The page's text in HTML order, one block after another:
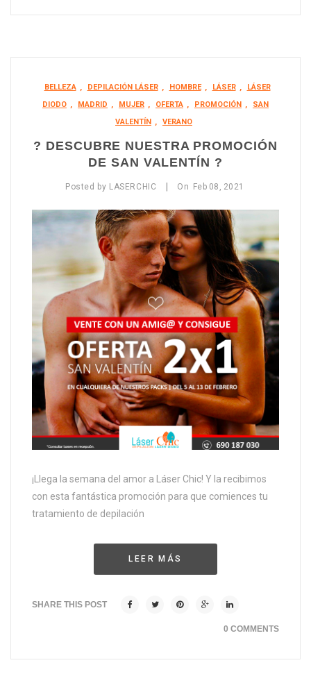
BELLEZA , DEPILACIÓN LÁSER , HOMBRE , LÁSER ,
LÁSER
DIODO , MADRID , MUJER , OFERTA , PROMOCIÓN ,
SAN
VALENTÍN
, VERANO
? DESCUBRE NUESTRA PROMOCIÓN
DE SAN VALENTÍN ?
Posted by LASERCHIC On Feb 08, 2021
¡Llega la semana del amor a Láser Chic! Y la recibimos
con esta fantástica promoción para que comiences tu
tratamiento de depilación
LEER MÁS
SHARE THIS POST
0 COMMENTS